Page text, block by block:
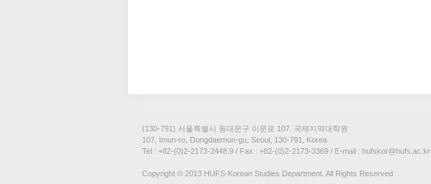
(130-791) 서울특별시 동대문구 이문로 107. 국제지역대학원
107, Imun-ro, Dongdaemun-gu, Seoul, 130-791, Korea
Tel : +82-(0)2-2173-2448.9 / Fax : +82-(0)2-2173-3369 / E-mail : hufskor@hufs.ac.kr
Copyright © 2013 HUFS-Korean Studies Department. All Rights Reserved